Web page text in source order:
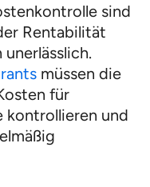
sind
Rentabilität
müssen die
für
kontrollieren und